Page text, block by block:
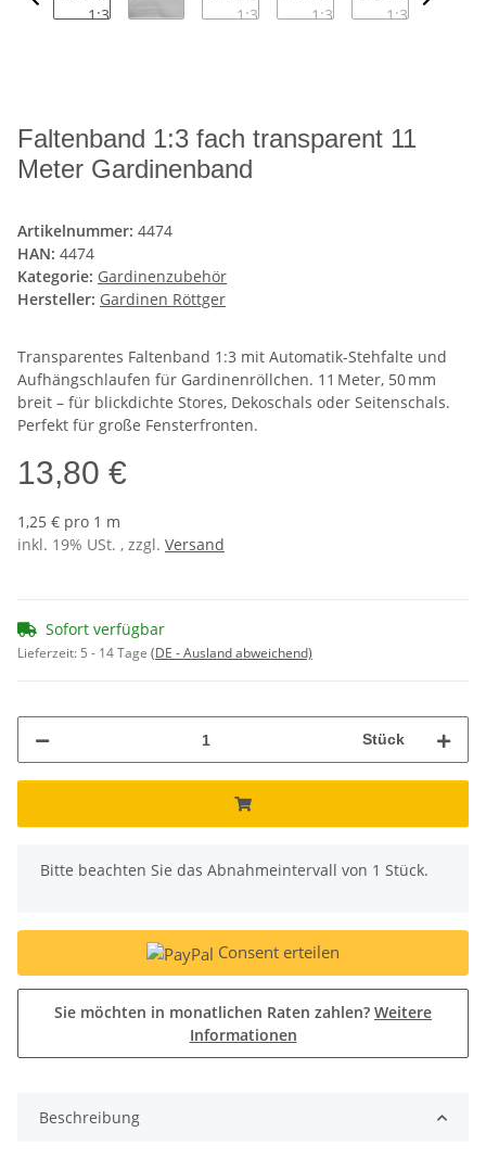
Faltenband 1:3 fach transparent 11
Meter Gardinenband
Artikelnummer: 4474
HAN: 4474
Kategorie: Gardinenzubehör
Hersteller: Gardinen Röttger
Transparentes Faltenband 1:3 mit Automatik-Stehfalte und
Aufhängschlaufen für Gardinenröllchen. 11 Meter, 50 mm
breit – für blickdichte Stores, Dekoschals oder Seitenschals.
Perfekt für große Fensterfronten.
13,80 €
1,25 € pro 1 m
inkl. 19% USt. , zzgl. Versand
Sofort verfügbar
Lieferzeit: 5 - 14 Tage (DE - Ausland abweichend)
Stück
x
Bitte beachten Sie das Abnahmeintervall von 1 Stück.
Consent erteilen
Sie möchten in monatlichen Raten zahlen? Weitere
Informationen
Beschreibung